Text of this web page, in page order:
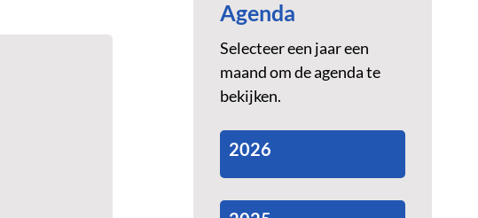
Agenda
Selecteer een jaar een
maand om de agenda te
bekijken.
2026